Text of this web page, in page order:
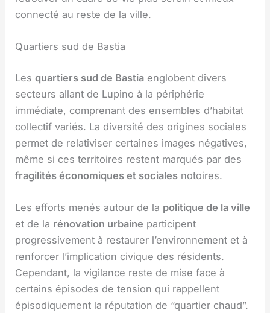
connecté au reste de la ville.
Quartiers sud de Bastia
Lesquartiers sud de Bastia englobent divers
secteurs allant de Lupino à la périphérie
immédiate, comprenant des ensembles d’habitat
collectif variés. La diversité des origines sociales
permet de relativiser certaines images négatives,
même si ces territoires restent marqués par des
fragilités économiques et sociales notoires.
Les efforts menés autour de la politique de la ville
et de la rénovation urbaine participent
progressivement à restaurer l’environnement et à
renforcer l’implication civique des résidents.
Cependant, la vigilance reste de mise face à
certains épisodes de tension qui rappellent
épisodiquement la réputation de “quartier chaud”.